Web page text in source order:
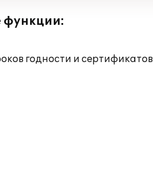
функции:
годности и сертификатов